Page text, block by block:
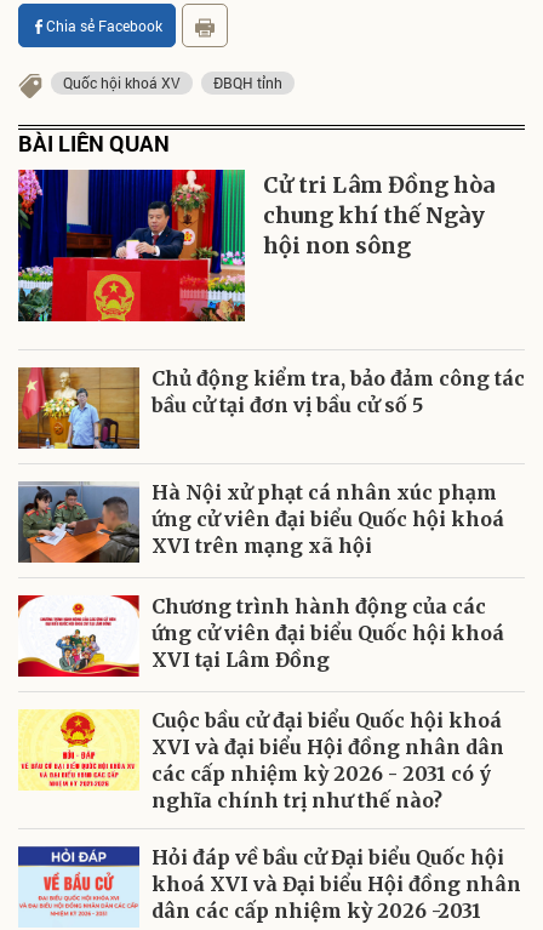
Chia sẻ Facebook
Quốc hội khoá XV ĐBQH tỉnh
BÀI LIÊN QUAN
Cử tri Lâm Đồng hòa
chung khí thế Ngày
hội non sông
Chủ động kiểm tra, bảo đảm công tác
bầu cử tại đơn vị bầu cử số 5
Hà Nội xử phạt cá nhân xúc phạm
ứng cử viên đại biểu Quốc hội khoá
XVI trên mạng xã hội
Chương trình hành động của các
ứng cử viên đại biểu Quốc hội khoá
XVI tại Lâm Đồng
Cuộc bầu cử đại biểu Quốc hội khoá
XVI và đại biểu Hội đồng nhân dân
các cấp nhiệm kỳ 2026 - 2031 có ý
nghĩa chính trị như thế nào?
Hỏi đáp về bầu cử Đại biểu Quốc hội
khoá XVI và Đại biểu Hội đồng nhân
dân các cấp nhiệm kỳ 2026 -2031